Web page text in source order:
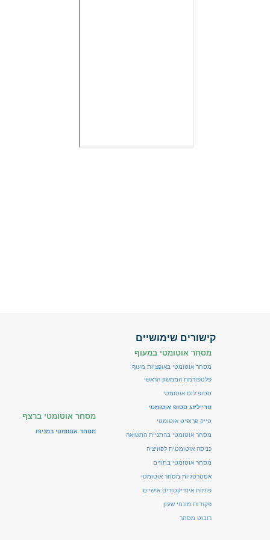
קישורים שימושיים
מסחר אוטומטי במעוף
מסחר אוטומטי באופציות מעוף
פלטפורמת הממשק הראשי
סטופ לוס אוטומטי
טריילינג סטופ אוטומטי
טייק פרופיט אוטומטי
מסחר אוטומטי בהתניית התשואה
כניסה אוטומטית לפוזיציה
מסחר אוטומטי בחוזים
אסטרטגיות מסחר אוטומטי
פיתוח אינדיקטורים אישיים
פקודות מונחי שעון
רובוט מסחר
מסחר אוטומטי ברצף
מסחר אוטומטי במניות